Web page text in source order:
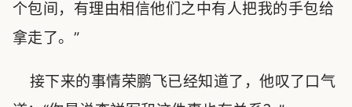
个包间，有理由相信他们之中有人把我的手包给
拿走了。”
接下来的事情荣鹏飞已经知道了，他叹了口气